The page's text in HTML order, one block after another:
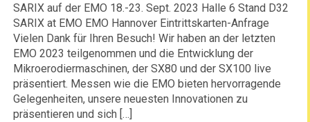
SARIX auf der EMO 18.-23. Sept. 2023 Halle 6 Stand D32
SARIX at EMO EMO Hannover Eintrittskarten-Anfrage
Vielen Dank für Ihren Besuch! Wir haben an der letzten
EMO 2023 teilgenommen und die Entwicklung der
Mikroerodiermaschinen, der SX80 und der SX100 live
präsentiert. Messen wie die EMO bieten hervorragende
Gelegenheiten, unsere neuesten Innovationen zu
präsentieren und sich […]